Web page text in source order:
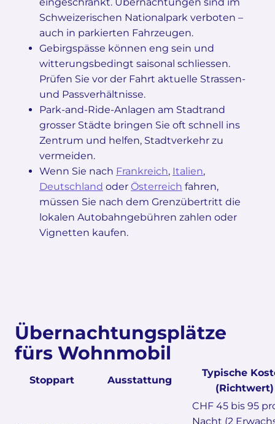
Schweizerischen Nationalpark verboten –
auch in parkierten Fahrzeugen.
Gebirgspässe können eng sein und
witterungsbedingt saisonal schliessen.
Prüfen Sie vor der Fahrt aktuelle Strassen-
und Passverhältnisse.
Park-and-Ride-Anlagen am Stadtrand
grosser Städte bringen Sie oft schnell ins
Zentrum und helfen, Stadtverkehr zu
vermeiden.
Wenn Sie nach Frankreich, Italien,
Deutschland oder Österreich fahren,
müssen Sie nach dem Grenzübertritt die
lokalen Autobahngebühren zahlen oder
Vignetten kaufen.
Übernachtungsplätze
fürs Wohnmobil
Stoppart Ausstattung
Typische
(Richtwert)
CHF 45 bis 95
Nacht (2